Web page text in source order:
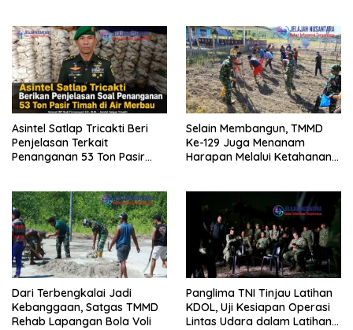
Asintel Satlap Tricakti Beri
Penjelasan Terkait
Penanganan 53 Ton Pasir
Selain Membangun, TMMD
Ke-129 Juga Menanam
Harapan Melalui Ketahanan
Dari Terbengkalai Jadi
Kebanggaan, Satgas TMMD
Rehab Lapangan Bola Voli
Panglima TNI Tinjau Latihan
KDOL, Uji Kesiapan Operasi
Lintas Udara dalam Latihan